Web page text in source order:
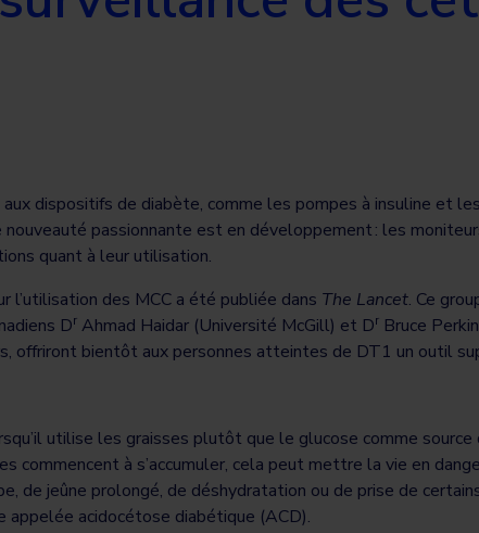
dispositifs de diabète, comme les pompes à insuline et
passionnante est en développement : les
quant à leur utilisation.
l’utilisation des MCC a été publiée dans The Lancet. Ce
Dr Ahmad Haidar (Université McGill) et Dr Bruce
offriront bientôt aux personnes atteintes de DT1 un outil
utilise les graisses plutôt que le glucose comme source
commencent à s’accumuler, cela peut mettre la vie en
de jeûne prolongé, de déshydratation ou de prise de
appelée acidocétose diabétique (ACD).